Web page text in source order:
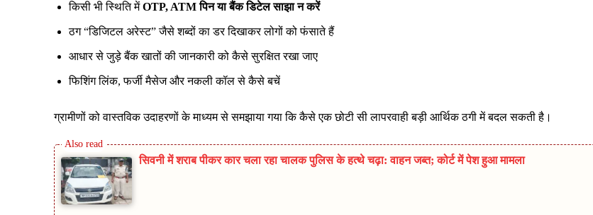
किसी भी स्थिति मेंOTP, ATM पिन या बैंक डिटेल साझा न करें
ठग “डिजिटल अरेस्ट” जैसे शब्दों का डर दिखाकर लोगों को फंसाते हैं
आधार से जुड़े बैंक खातों की जानकारी को कैसे सुरक्षित रखा जाए
फिशिंग लिंक, फर्जी मैसेज और नकली कॉल से कैसे बचें
ग्रामीणों को वास्तविक उदाहरणों के माध्यम से समझाया गया कि कैसे एक छोटी सी लापरवाही बड़ी आर्थिक ठगी में बदल सकती है।
सिवनी में शराब पीकर कार चला रहा चालक पुलिस के हत्थे चढ़ा: वाहन जब्त; कोर्ट में पेश हुआ मामला